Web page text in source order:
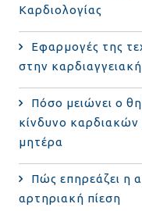
Καρδιολογίας
Εφαρμογές της
στην
Πόσο μειώνει ο
κίνδυνο
μητέρα
Πώς επηρεάζει η
αρτηριακή πίεση